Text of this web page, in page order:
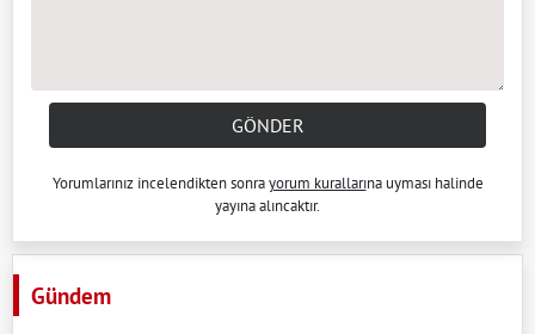
GÖNDER
Yorumlarınız incelendikten sonrayorum kurallarına uyması halinde
yayına alıncaktır.
Gündem